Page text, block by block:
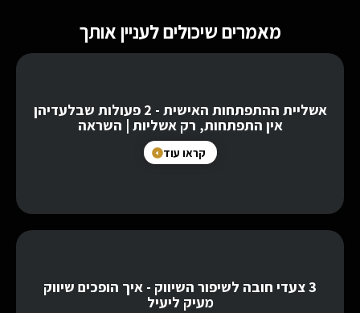
מאמרים שיכולים לעניין אותך
אשליית ההתפתחות האישית - 2 פעולות שבלעדיהן
אין התפתחות, רק אשליות | השראה
קראו עוד
3 צעדי חובה לשיפור השיווק - איך הופכים שיווק
מעיק ליעיל